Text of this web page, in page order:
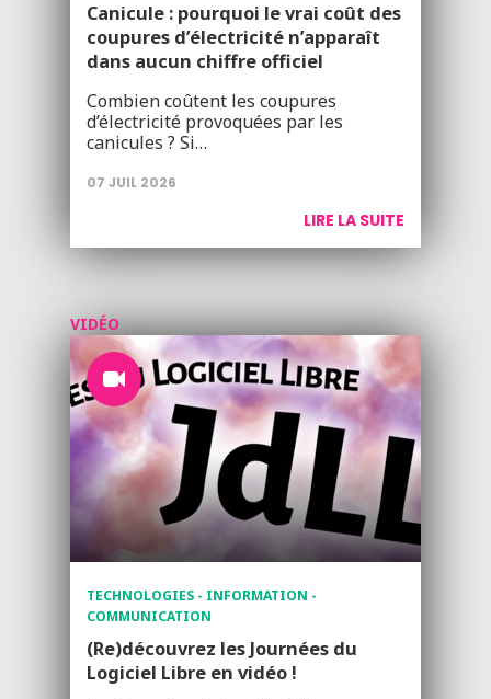
Canicule : pourquoi le vrai coût des
coupures d’électricité n’apparaît
dans aucun chiffre officiel
Combien coûtent les coupures
d’électricité provoquées par les
canicules ? Si…
07 JUIL 2026
LIRE LA SUITE
VIDÉO
TECHNOLOGIES - INFORMATION -
COMMUNICATION
(Re)découvrez les Journées du
Logiciel Libre en vidéo !